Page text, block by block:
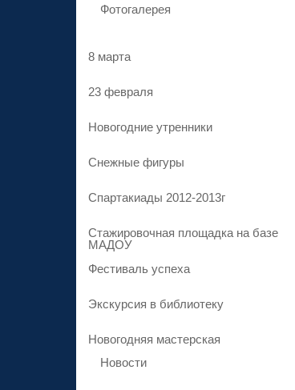
Фотогалерея
8 марта
23 февраля
Новогодние утренники
Cнежные фигуры
Спартакиады 2012-2013г
Стажировочная площадка на базе
МАДОУ
Фестиваль успеха
Экскурсия в библиотеку
Новогодняя мастерская
Новости